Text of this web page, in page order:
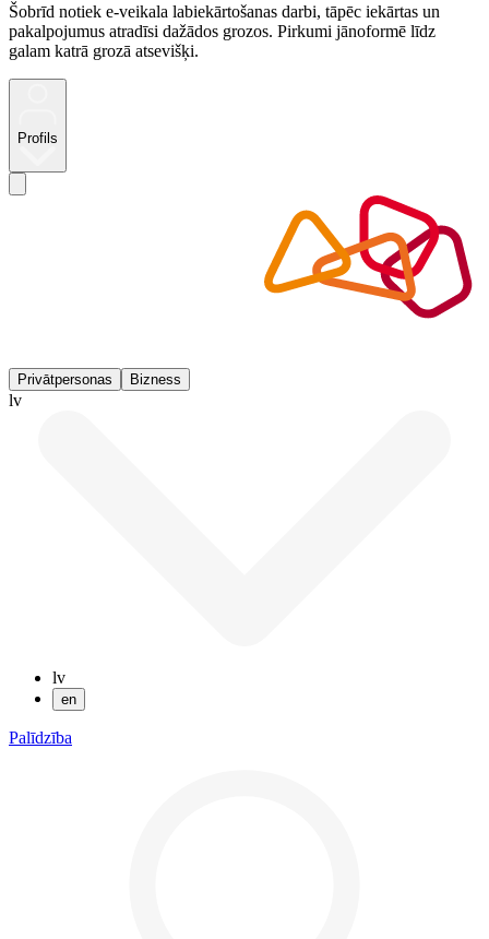
Šobrīd notiek e-veikala labiekārtošanas darbi, tāpēc iekārtas un
pakalpojumus atradīsi dažādos grozos. Pirkumi jānoformē līdz
galam katrā grozā atsevišķi.
Profils
Privātpersonas Bizness
lv
lv
en
Palīdzība